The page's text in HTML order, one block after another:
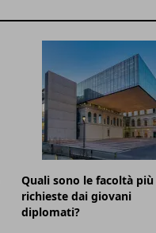
Quali sono le facoltà più
richieste dai giovani
diplomati?